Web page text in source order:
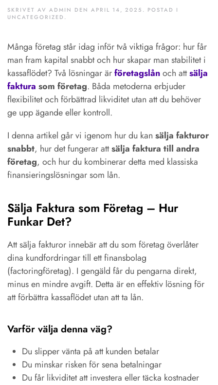
SKRIVET AV ADMIN DEN APRIL 14, 2025 . POSTAD I
UNCATEGORIZED .
Många företag står idag inför två viktiga frågor: hur får
man fram kapital snabbt och hur skapar man stabilitet i
kassaflödet? Två lösningar ärföretagslånoch attsälja
faktura som företag. Båda metoderna erbjuder
flexibilitet och förbättrad likviditet utan att du behöver
ge upp ägande eller kontroll.
I denna artikel går vi igenom hur du kan sälja fakturor
snabbt, hur det fungerar attsälja faktura till andra
företag, och hur du kombinerar detta med klassiska
finansieringslösningar som lån.
Sälja Faktura som Företag – Hur
Funkar Det?
Att sälja fakturor innebär att du som företag överlåter
dina kundfordringar till ett finansbolag
(factoringföretag). I gengäld får du pengarna direkt,
minus en mindre avgift. Detta är en effektiv lösning för
att förbättra kassaflödet utan att ta lån.
Varför välja denna väg?
Du slipper vänta på att kunden betalar
Du minskar risken för sena betalningar
Du får likviditet att investera eller täcka kostnader